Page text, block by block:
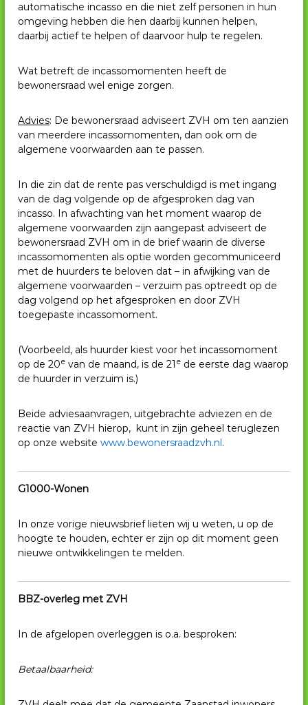
automatische incasso en die niet zelf personen in hun
omgeving hebben die hen daarbij kunnen helpen,
daarbij actief te helpen of daarvoor hulp te regelen.
Wat betreft de incassomomenten heeft de
bewonersraad wel enige zorgen.
Advies: De bewonersraad adviseert ZVH om ten aanzien
van meerdere incassomomenten, dan ook om de
algemene voorwaarden aan te passen.
In die zin dat de rente pas verschuldigd is met ingang
van de dag volgende op de afgesproken dag van
incasso. In afwachting van het moment waarop de
algemene voorwaarden zijn aangepast adviseert de
bewonersraad ZVH om in de brief waarin de diverse
incassomomenten als optie worden gecommuniceerd
met de huurders te beloven dat – in afwijking van de
algemene voorwaarden – verzuim pas optreedt op de
dag volgend op het afgesproken en door ZVH
toegepaste incassomoment.
(Voorbeeld, als huurder kiest voor het incassomoment
op de 20e van de maand, is de 21 e de eerste dag waarop
de huurder in verzuim is.)
Beide adviesaanvragen, uitgebrachte adviezen en de
reactie van ZVH hierop, kunt in zijn geheel teruglezen
op onze websitewww.bewonersraadzvh.nl.
G1000-Wonen
In onze vorige nieuwsbrief lieten wij u weten, u op de
hoogte te houden, echter er zijn op dit moment geen
nieuwe ontwikkelingen te melden.
BBZ-overleg met ZVH
In de afgelopen overleggen is o.a. besproken:
Betaalbaarheid: